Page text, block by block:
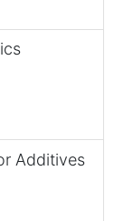
Additives